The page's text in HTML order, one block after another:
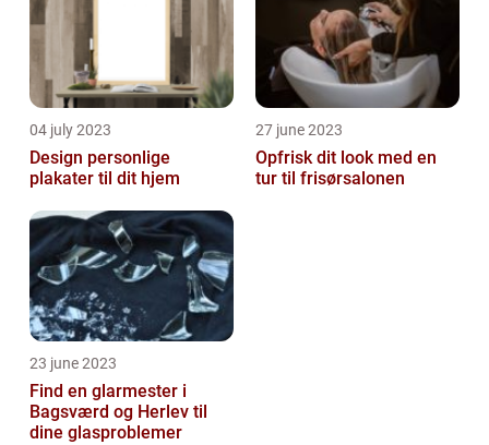
04 july 2023
Design personlige
plakater til dit hjem
27 june 2023
Opfrisk dit look med en
tur til frisørsalonen
23 june 2023
Find en glarmester i
Bagsværd og Herlev til
dine glasproblemer